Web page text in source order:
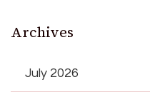
Archives
July 2026